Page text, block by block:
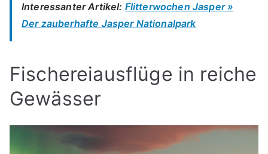
Interessanter Artikel: Flitterwochen Jasper »
Der zauberhafte Jasper Nationalpark
Fischereiausflüge in reiche
Gewässer